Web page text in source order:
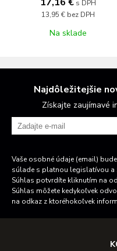
s DPH
13,95 € bez DPH
Na sklade
Najdôležitejšie
Získajte zaujímavé
Vaše osobné údaje (email)
súlade s platnou legislatívou a
Súhlas potvrdíte kliknutím na
Súhlas môžete kedykoľvek
na odkaz z ktoréhokoľvek